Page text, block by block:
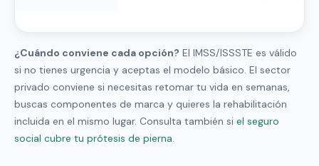
¿Cuándo conviene cada opción? El IMSS/ISSSTE es válido
si no tienes urgencia y aceptas el modelo básico. El sector
privado conviene si necesitas retomar tu vida en semanas,
buscas componentes de marca y quieres la rehabilitación
incluida en el mismo lugar. Consulta también si el seguro
social cubre tu prótesis de pierna.